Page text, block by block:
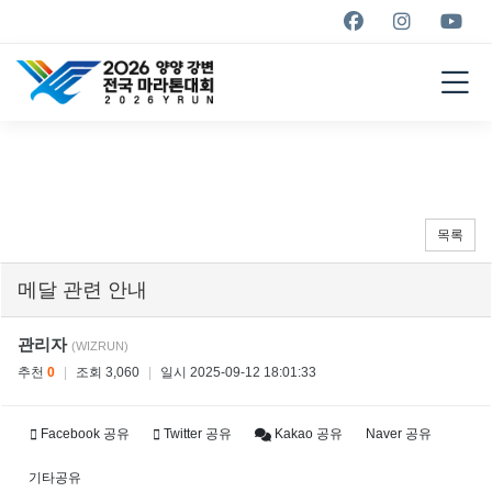
MARATHON
2026
목록
메달 관련 안내
관리자 (WIZRUN)
추천 0 조회 3,060 일시 2025-09-12 18:01:33
Facebook 공유 Twitter 공유 Kakao 공유 Naver 공유
기타공유